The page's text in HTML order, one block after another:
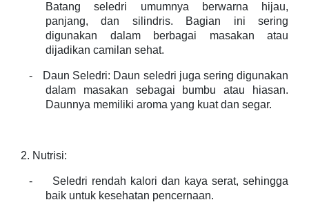
Batang seledri umumnya berwarna hijau,
panjang, dan silindris. Bagian ini sering
digunakan dalam berbagai masakan atau
dijadikan camilan sehat.
-
Daun Seledri: Daun seledri juga sering digunakan
dalam masakan sebagai bumbu atau hiasan.
Daunnya memiliki aroma yang kuat dan segar.
2. Nutrisi:
-
Seledri rendah kalori dan kaya serat, sehingga
baik untuk kesehatan pencernaan.